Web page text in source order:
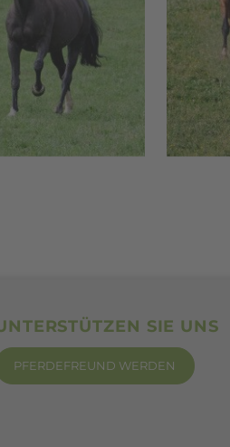
SIE UNS
PFERDEFREUND WERDEN